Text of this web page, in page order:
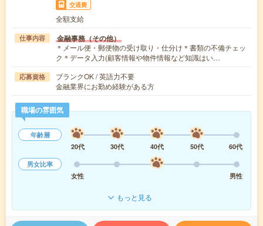
交通費
全額支給
仕事内容 金融事務（その他）
＊メール便・郵便物の受け取り・仕分け＊書類の不備チェッ
ク＊データ入力(顧客情報や物件情報など知識はい…
応募資格
ブランクOK / 英語力不要
金融業界にお勤め経験がある方
職場の雰囲気
年齢層
20代
30代 40代 50代
60代
男女比率
女性
男性
もっと見る